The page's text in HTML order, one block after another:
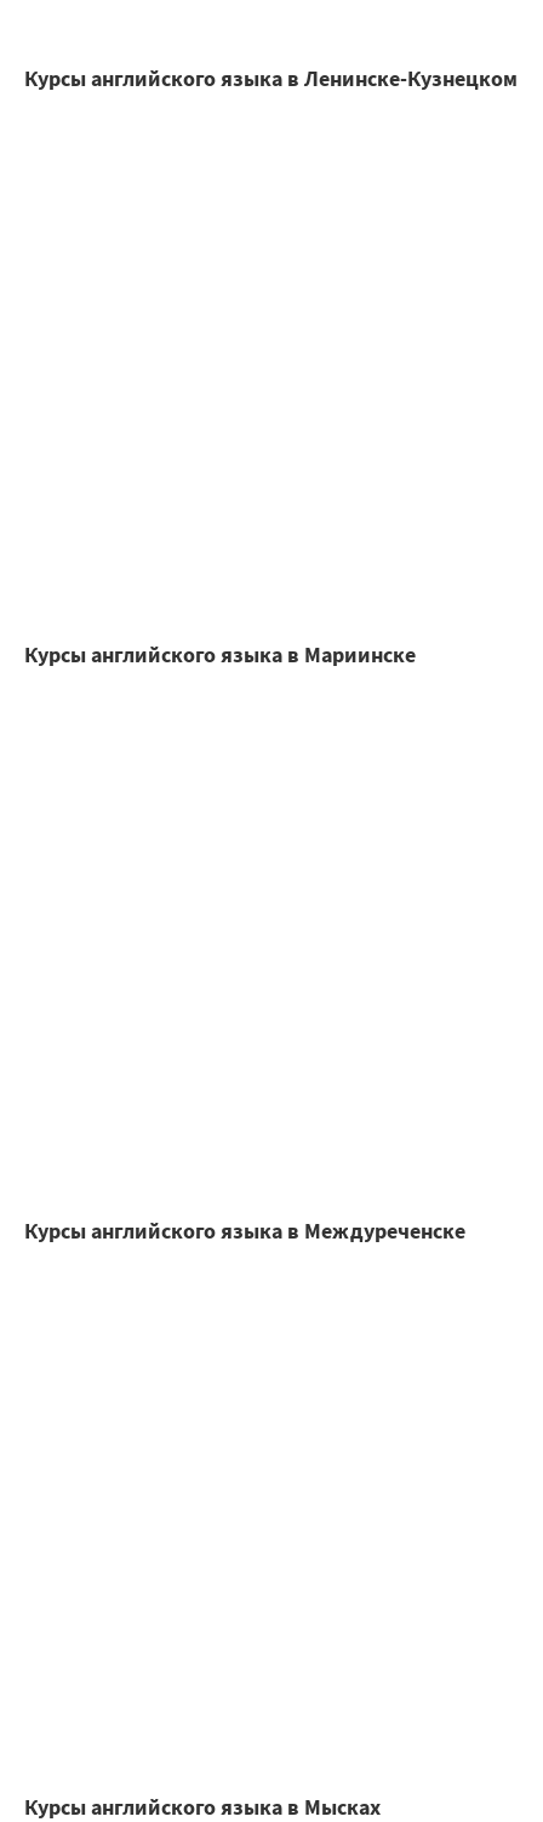
Курсы английского языка в Ленинске-Кузнецком
Курсы английского языка в Мариинске
Курсы английского языка в Междуреченске
Курсы английского языка в Мысках